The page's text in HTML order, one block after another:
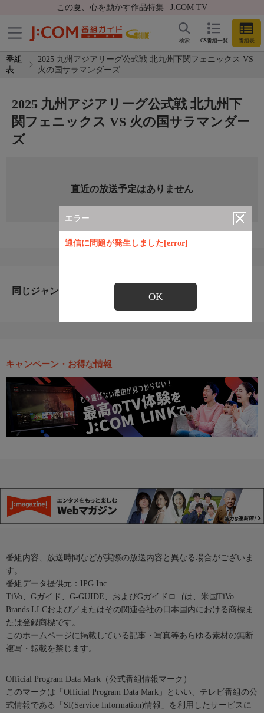
この夏、心を動かす作品特集 | J:COM TV
CS番組一覧 番組表
検索
番組
表
2025 九州アジアリーグ公式戦 北九州下関フェニックス VS
火の国サラマンダーズ
エラー
通信に問題が発生しました[error]
OK
2025 九州アジアリーグ公式戦 北九州下
関フェニックス VS 火の国サラマンダー
ズ
直近の放送予定はありません
同じジャンルのおすすめ番組
キャンペーン・お得な情報
番組内容、放送時間などが実際の放送内容と異なる場合がございま
す。
番組データ提供元：IPG Inc.
TiVo、Gガイド、G-GUIDE、およびGガイドロゴは、米国TiVo
Brands LLCおよび／またはその関連会社の日本国内における商標ま
たは登録商標です。
このホームページに掲載している記事・写真等あらゆる素材の無断
複写・転載を禁じます。
Official Program Data Mark（公式番組情報マーク）
このマークは「Official Program Data Mark」といい、テレビ番組の公
式情報である「SI(Service Information)情報」を利用したサービスに